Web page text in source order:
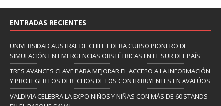
ENTRADAS RECIENTES
UNIVERSIDAD AUSTRAL DE CHILE LIDERA CURSO PIONERO DE
SIMULACIÓN EN EMERGENCIAS OBSTÉTRICAS EN EL SUR DEL PAÍS
TRES AVANCES CLAVE PARA MEJORAR EL ACCESO A LA INFORMACIÓN
Y PROTEGER LOS DERECHOS DE LOS CONTRIBUYENTES EN AVALÚOS
VALDIVIA CELEBRA LA EXPO NIÑOS Y NIÑAS CON MÁS DE 60 STANDS